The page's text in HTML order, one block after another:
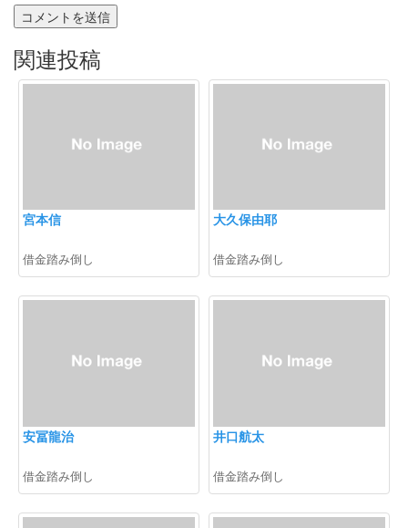
関連投稿
宮本信
借金踏み倒し
大久保由耶
借金踏み倒し
安冨龍治
借金踏み倒し
井口航太
借金踏み倒し